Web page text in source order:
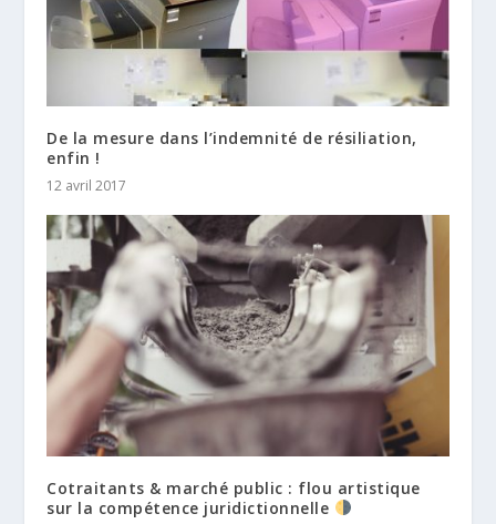
De la mesure dans l’indemnité de résiliation,
enfin !
12 avril 2017
Cotraitants & marché public : flou artistique
sur la compétence juridictionnelle